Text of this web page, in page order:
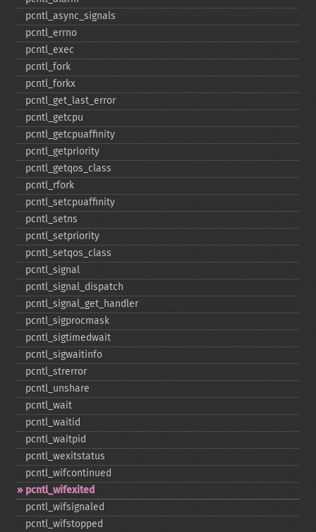
pcntl_​async_​signals
pcntl_​errno
pcntl_​exec
pcntl_​fork
pcntl_​forkx
pcntl_​get_​last_​error
pcntl_​getcpu
pcntl_​getcpuaffinity
pcntl_​getpriority
pcntl_​getqos_​class
pcntl_​rfork
pcntl_​setcpuaffinity
pcntl_​setns
pcntl_​setpriority
pcntl_​setqos_​class
pcntl_​signal
pcntl_​signal_​dispatch
pcntl_​signal_​get_​handler
pcntl_​sigprocmask
pcntl_​sigtimedwait
pcntl_​sigwaitinfo
pcntl_​strerror
pcntl_​unshare
pcntl_​wait
pcntl_​waitid
pcntl_​waitpid
pcntl_​wexitstatus
pcntl_​wifcontinued
pcntl_​wifexited
pcntl_​wifsignaled
pcntl_​wifstopped